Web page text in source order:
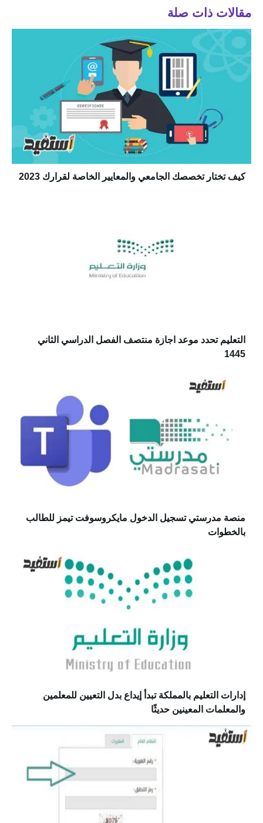
مقالات ذات صلة
كيف تختار تخصصك الجامعي والمعايير الخاصة لقرارك 2023
التعليم تحدد موعد اجازة منتصف الفصل الدراسي الثاني
1445
منصة مدرستي تسجيل الدخول مايكروسوفت تيمز للطالب
بالخطوات
إدارات التعليم بالمملكة تبدأ إيداع بدل التعيين للمعلمين
والمعلمات المعينين حديثًا